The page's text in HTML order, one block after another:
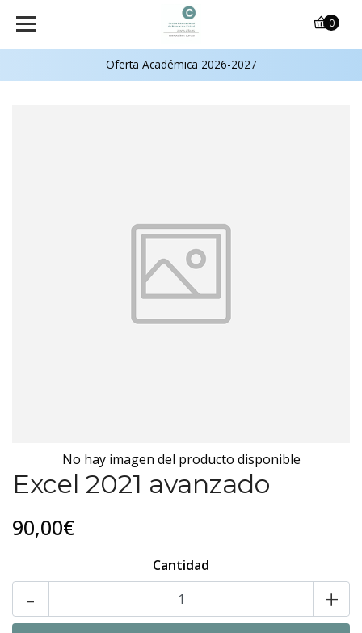
Oferta Académica 2026-2027
0
No hay imagen del producto disponible
Excel 2021 avanzado
90,00€
Cantidad
- +